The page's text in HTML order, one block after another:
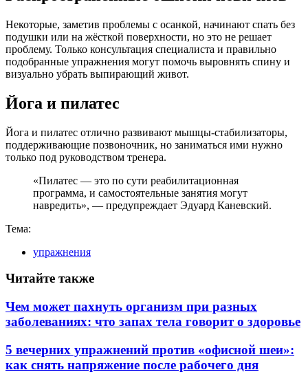
Некоторые, заметив проблемы с осанкой, начинают спать без
подушки или на жёсткой поверхности, но это не решает
проблему. Только консультация специалиста и правильно
подобранные упражнения могут помочь выровнять спину и
визуально убрать выпирающий живот.
Йога и пилатес
Йога и пилатес отлично развивают мышцы-стабилизаторы,
поддерживающие позвоночник, но заниматься ими нужно
только под руководством тренера.
«Пилатес — это по сути реабилитационная
программа, и самостоятельные занятия могут
навредить», — предупреждает Эдуард Каневский.
Тема:
упражнения
Читайте также
Чем может пахнуть организм при разных
заболеваниях: что запах тела говорит о здоровье
5 вечерних упражнений против «офисной шеи»:
как снять напряжение после рабочего дня